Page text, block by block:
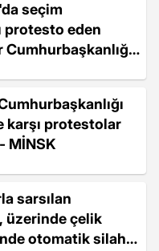
seçim
protesto eden
karşı protestolar
MİNSK
sarsılan
üzerinde çelik
otomatik silah